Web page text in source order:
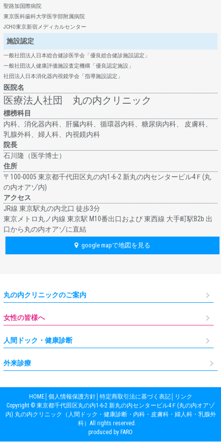
聖路加国際病院
東京医科歯科大学医学部附属病院
JCHO東京新宿メディカルセンター
施設認定
一般社団法人日本総合健診医学会「優良総合健診施設認定」
一般社団法人健康評価施設査定機構「優良認定施設」
社団法人日本消化器内視鏡学会「指導施設認定」
医院名
医療法人社団 丸の内クリニック
標榜科目
内科、消化器内科、肝臓内科、循環器内科、糖尿病内科、 皮膚科、
乳腺外科、婦人科、内視鏡内科
院長
石川隆（医学博士）
住所
〒100-0005 東京都千代田区丸の内1-6-2 新丸の内センタービル4Ｆ(丸
の内オアゾ内)
アクセス
JR線 東京駅丸の内北⼝ 徒歩3分
東京メトロ丸ノ内線 東京駅 M10番出口および 東西線 大手町駅B2b 出
口から丸の内オアゾに直結
google mapで地図を見る
丸の内クリニックのご案内
女性の皆様へ
人間ドック・健康診断
外来診療
HOME│ 個人情報保護方針│ 特定商取引法に基づく表記│
リンク
Copyright © 東京都千代田区丸の内1-6-2 新丸の内センタービル4Ｆ(丸の内オアゾ
内) 丸の内クリニック（人間ドック・健康診断・内科・皮膚科・婦人科・乳腺外
科）All rights reserved.
produced by FARO